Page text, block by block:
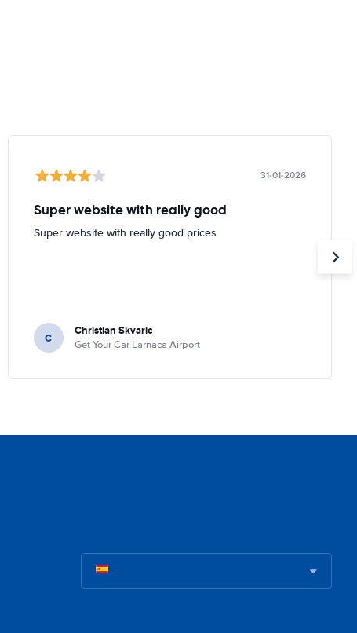
31-01-2026
Super website with really good
Super website with really good prices
C Christian Skvaric
Get Your Car Larnaca Airport